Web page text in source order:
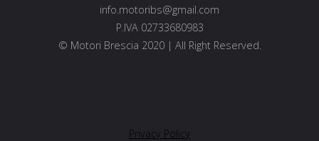
info.motoribs@gmail.com
P.IVA 02733680983
© Motori Brescia 2020 | All Right Reserved.
Privacy Policy